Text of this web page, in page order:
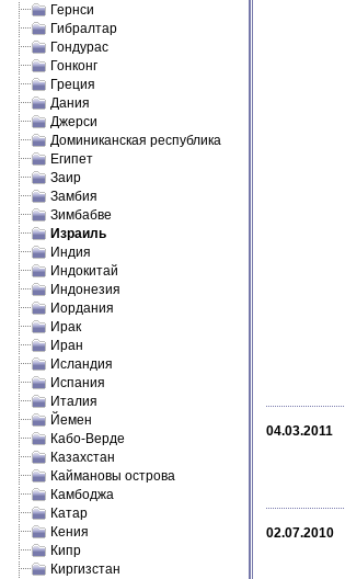
Гернси
Гибралтар
Гондурас
Гонконг
Греция
Дания
Джерси
Доминиканская республика
Египет
Заир
Замбия
Зимбабве
Израиль
Индия
Индокитай
Индонезия
Иордания
Ирак
Иран
Исландия
Испания
Италия
Йемен
Кабо-Верде
Казахстан
Каймановы острова
Камбоджа
Катар
Кения
Кипр
Киргизстан
04.03.2011
02.07.2010